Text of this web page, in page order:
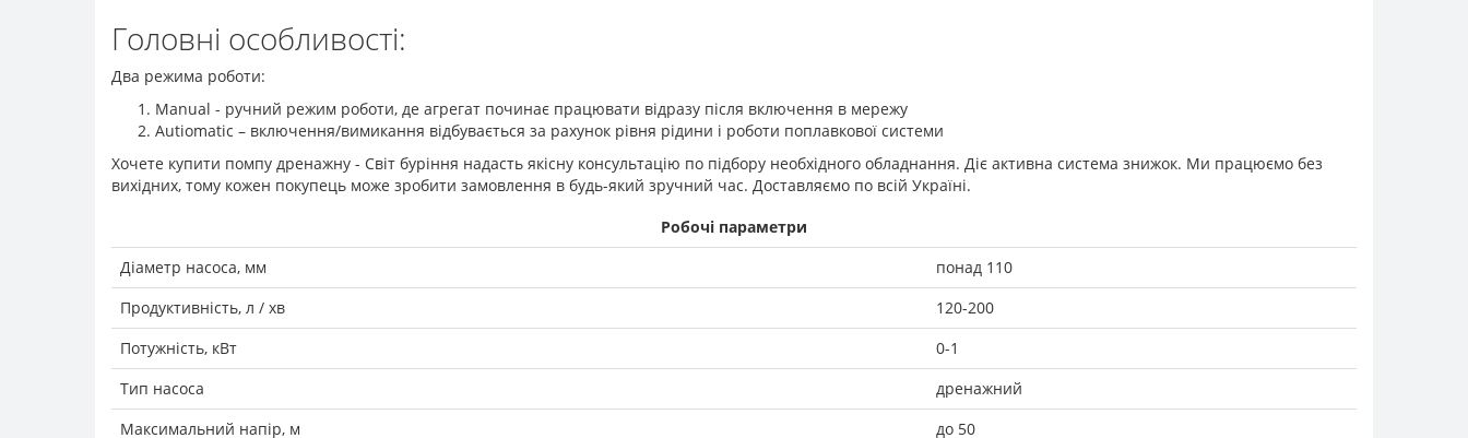
Головні особливості:
Два режима роботи:
Manual - ручний режим роботи, де агрегат починає працювати відразу після включення в мережу
Autiomatic – включення/вимикання відбувається за рахунок рівня рідини і роботи поплавкової системи
Хочете купити помпу дренажну - Світ буріння надасть якісну консультацію по підбору необхідного обладнання. Діє активна система знижок. Ми працюємо без
вихідних, тому кожен покупець може зробити замовлення в будь-який зручний час. Доставляємо по всій Україні.
Робочі параметри
Діаметр насоса, мм
понад 110
Продуктивність, л / хв
120-200
Потужність, кВт
0-1
Тип насоса
дренажний
Максимальний напір, м
до 50